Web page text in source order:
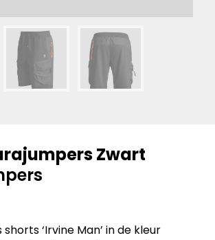
Zwart
‘Irvine Man’ in de kleur